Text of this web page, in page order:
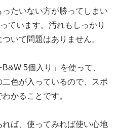
たいない方が勝ってしまい
ています。汚れもしっかり
いて問題はありません。
5個入り」を使って、
色が入っているので、スポ
かることです。
ば、使ってみれば使い心地